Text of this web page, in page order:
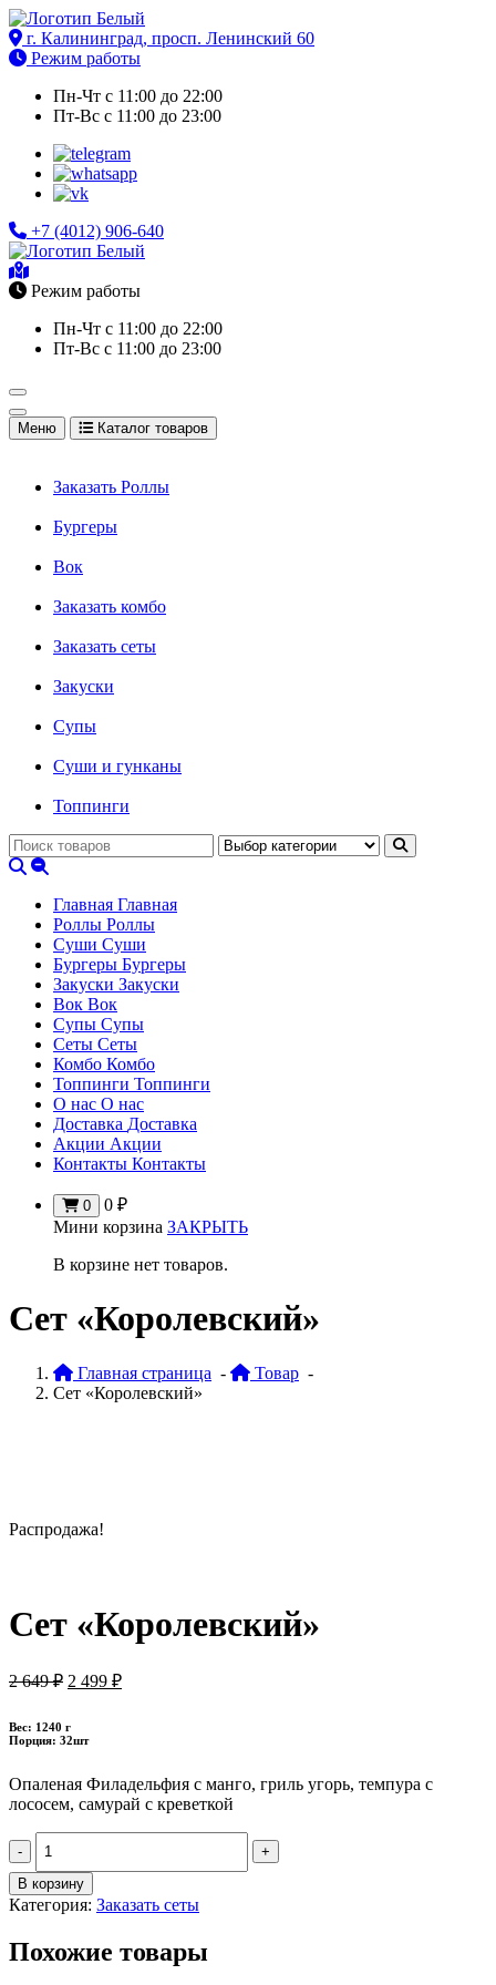
Перейти
к
содержимому
Доставка еды в Калининграде. Роллы, суши, сеты, комбо,
г. Калининград, просп. Ленинский 60
Режим работы
Пн-Чт с 11:00 до 22:00
Пт-Вс с 11:00 до 23:00
+7 (4012) 906-640
Доставка еды в Калининграде. Роллы, суши, сеты, комбо,
Режим работы
Пн-Чт с 11:00 до 22:00
Пт-Вс с 11:00 до 23:00
Меню Каталог товаров
Заказать Роллы
Бургеры
Вок
Заказать комбо
Заказать сеты
Закуски
Супы
Суши и гунканы
Топпинги
Главная Главная
Роллы Роллы
Суши Суши
Бургеры Бургеры
Закуски Закуски
Вок Вок
Супы Супы
Сеты Сеты
Комбо Комбо
Топпинги Топпинги
О нас О нас
Доставка Доставка
Акции Акции
Контакты Контакты
0 0 ₽
Мини корзина ЗАКРЫТЬ
В корзине нет товаров.
Сет «Королевский»
Главная страница - Товар -
Сет «Королевский»
Распродажа!
Сет «Королевский»
2 649₽ Первоначальная
2
2 499 ₽Текущая
Вес: 1240 г
Порция: 32шт
Опаленая Филадельфия с манго, гриль угорь, темпура с
лососем, самурай с креветкой
Quantity
В корзину
Категория: Заказать сеты
Похожие товары